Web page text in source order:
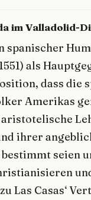
im Valladolid-
spanischer
als
dass die
Amerikas
ihrer
seien
Las Casas‘